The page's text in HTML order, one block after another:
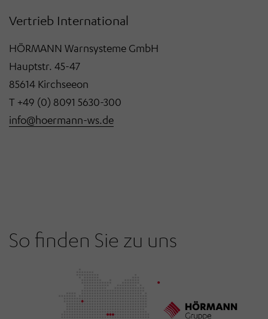
Vertrieb International
HÖRMANN Warnsysteme GmbH
Hauptstr. 45-47
85614 Kirchseeon
T +49 (0) 8091 5630-300
info@hoermann-ws.de
So finden Sie zu uns